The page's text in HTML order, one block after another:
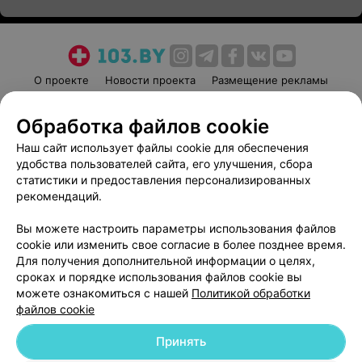
О проекте Новости проекта
Размещение рекламы
Пользовательское соглашение
Способы оплаты
Вакансии
Партнеры
Написать руководителю 103.by
Обработка персональных данных
© 2026 ООО «Артокс Лаб», УНП 191700409 | 220012, Республика Беларусь,
Обработка файлов cookie
Наш сайт использует файлы cookie для обеспечения
удобства пользователей сайта, его улучшения, сбора
статистики и предоставления персонализированных
рекомендаций.
Вы можете настроить параметры использования файлов
cookie или изменить свое согласие в более позднее время.
Для получения дополнительной информации о целях,
сроках и порядке использования файлов cookie вы
можете ознакомиться с нашей Политикой обработки
файлов cookie
Принять